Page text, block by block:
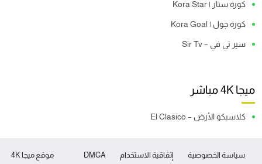
كورة ستار | Kora Star
كورة جول | Kora Goal
سير تي في – Sir Tv
ميجا 4K مباشر
كلاسيكو الأرض – El Clasico
موقع ميجا 4K سياسة الخصوصية إتفاقية الاستخدام DMCA